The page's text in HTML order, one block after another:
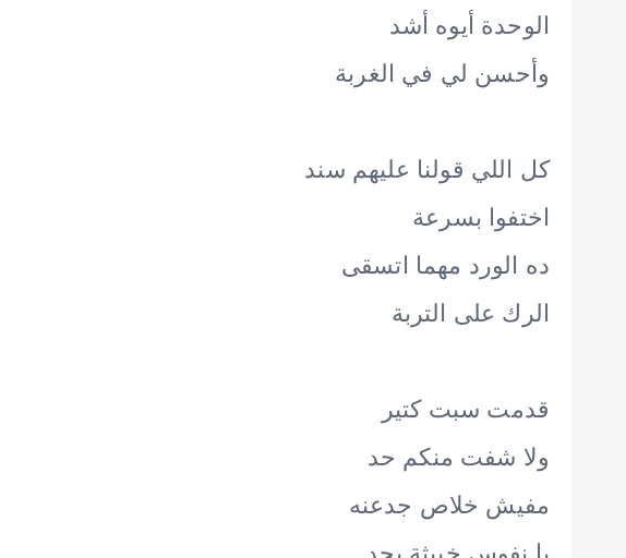
الوحدة أيوه أشد
وأحسن لي في الغربة
كل اللي قولنا عليهم سند
اختفوا بسرعة
ده الورد مهما اتسقى
الرك على التربة
قدمت سبت كتير
ولا شفت منكم حد
مفيش خلاص جدعنه